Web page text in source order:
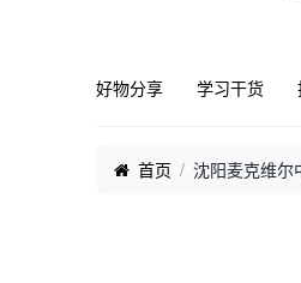
好物分享 学习干货
首页 沈阳麦克维尔